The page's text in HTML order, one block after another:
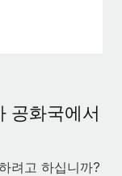
공화국에서
려고 하십니까?